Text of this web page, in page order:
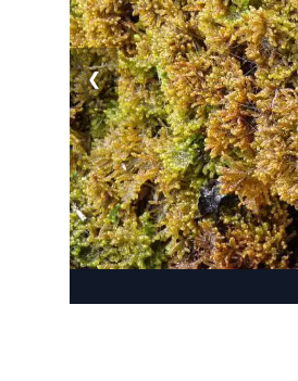
❮